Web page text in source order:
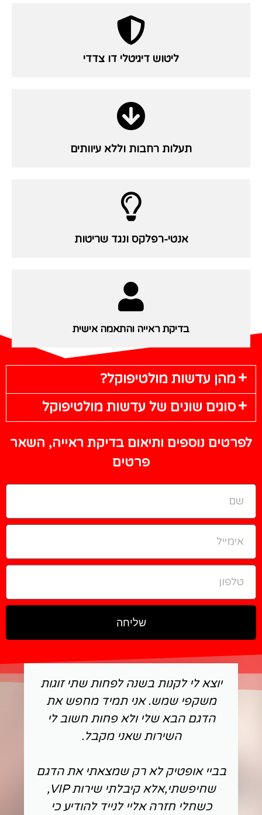
ליטוש דיגיטלי דו צדדי
תעלות רחבות וללא עיוותים
אנטי-רפלקס ונגד שריטות
בדיקת ראייה והתאמה אישית
מהן עדשות מולטיפוקל?
סוגים שונים של עדשות מולטיפוקל
לפרטים נוספים ותיאום בדיקת ראייה, השאר
פרטים
שליחה
יוצא לי לקנות בשנה לפחות שתי זוגות
משקפי שמש. אני תמיד מחפש את
הדגם הבא שלי ולא פחות חשוב לי
השירות שאני מקבל.
בביי אופטיק לא רק שמצאתי את הדגם
שחיפשתי,אלא קיבלתי שירות VIP,
כשחלי חזרה אליי לנייד להודיע כי